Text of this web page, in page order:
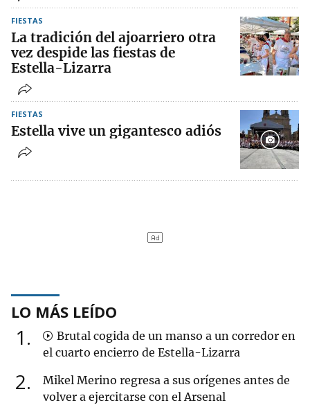
FIESTAS
La tradición del ajoarriero otra
vez despide las fiestas de
Estella-Lizarra
FIESTAS
Estella vive un gigantesco adiós
LO MÁS LEÍDO
1
Brutal cogida de un manso a un corredor en
el cuarto encierro de Estella-Lizarra
2
Mikel Merino regresa a sus orígenes antes de
volver a ejercitarse con el Arsenal